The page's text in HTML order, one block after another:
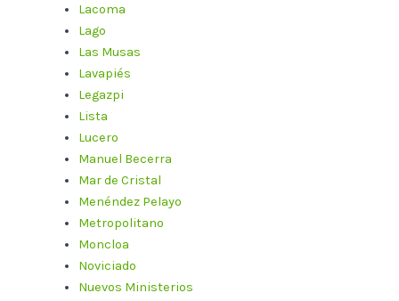
Lacoma
Lago
Las Musas
Lavapiés
Legazpi
Lista
Lucero
Manuel Becerra
Mar de Cristal
Menéndez Pelayo
Metropolitano
Moncloa
Noviciado
Nuevos Ministerios